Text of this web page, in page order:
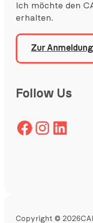
Ich möchte den
erhalten.
Zur Anmeldung
Follow Us
Facebook Instagram LinkedIn
Copyright © 2026